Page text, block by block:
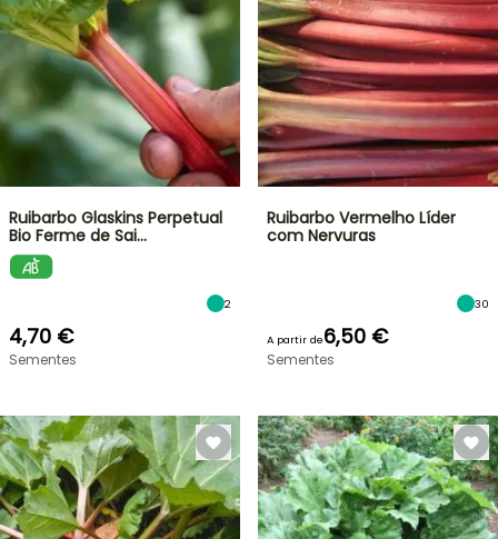
Ruibarbo Glaskins Perpetual
Bio Ferme de Sai…
2
4,70 €
Sementes
Ruibarbo Vermelho Líder
com Nervuras
30
A partir de6,50 €
Sementes